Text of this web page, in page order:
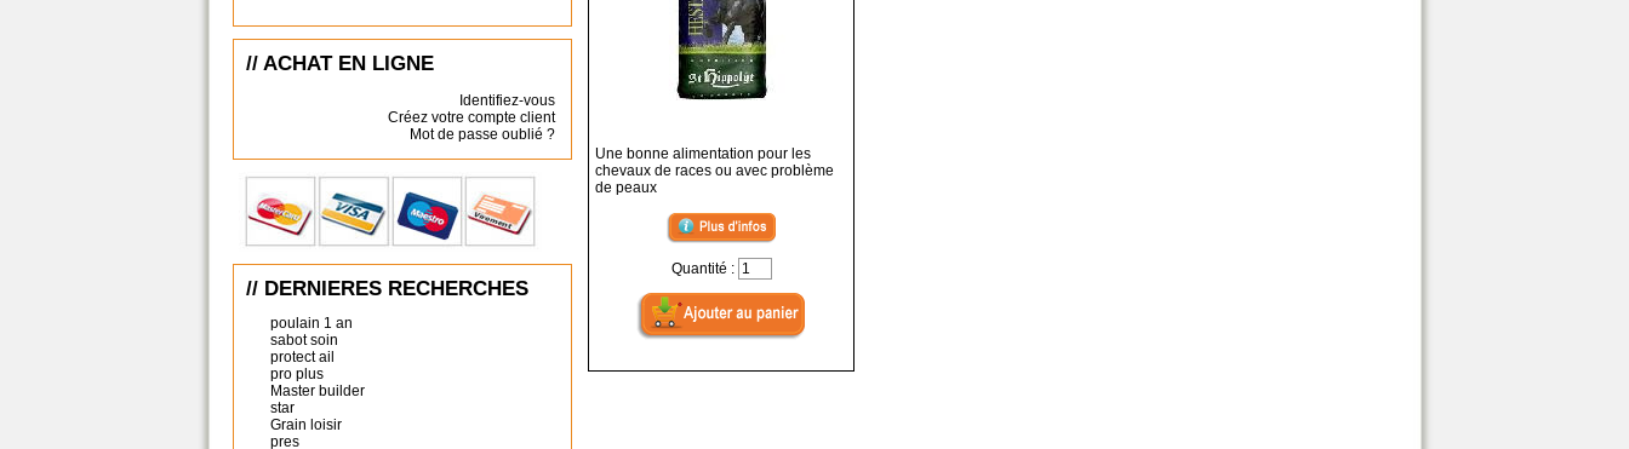
// ACHAT EN LIGNE
Identifiez-vous
Créez votre compte client
Mot de passe oublié ?
// DERNIERES RECHERCHES
poulain 1 an
sabot soin
protect ail
pro plus
Master builder
star
Grain loisir
pres
Une bonne alimentation pour les
chevaux de races ou avec problème
de peaux
Quantité :